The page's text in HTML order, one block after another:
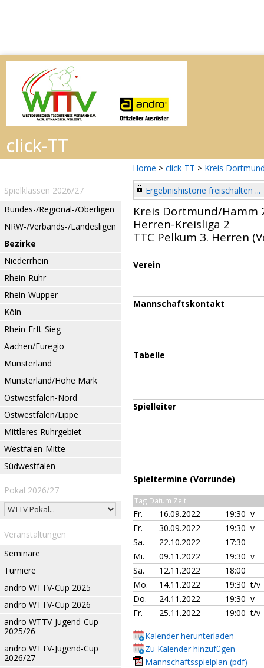
Home > click-TT > Kreis
Spielklassen 2026/27
Bundes-/Regional-/Oberligen
NRW-/Verbands-/Landesligen
Bezirke
Niederrhein
Rhein-Ruhr
Rhein-Wupper
Köln
Rhein-Erft-Sieg
Aachen/Euregio
Münsterland
Münsterland/Hohe Mark
Ostwestfalen-Nord
Ostwestfalen/Lippe
Mittleres Ruhrgebiet
Westfalen-Mitte
Südwestfalen
Pokal 2026/27
Veranstaltungen
Seminare
Turniere
andro WTTV-Cup 2025
andro WTTV-Cup 2026
andro WTTV-Jugend-Cup
2025/26
andro WTTV-Jugend-Cup
2026/27
Ergebnishistorie freischalten ...
Kreis Dortmund/Hamm
Herren-Kreisliga 2
TTC Pelkum 3. Herren
Verein
Mannschaftskontakt
Tabelle
Spielleiter
Spieltermine (Vorrunde)
Tag Datum Zeit
Fr. 16.09.2022
19:30 v
Fr.
30.09.2022
19:30 v
Sa.
22.10.2022
17:30
Mi.
09.11.2022
19:30 v
Sa.
12.11.2022
18:00
Mo.
14.11.2022
19:30 t/
Do.
24.11.2022
19:30 v
Fr.
25.11.2022 19:00 t/
Kalender herunterladen
Zu Kalender hinzufügen
Mannschaftsspielplan (pdf)